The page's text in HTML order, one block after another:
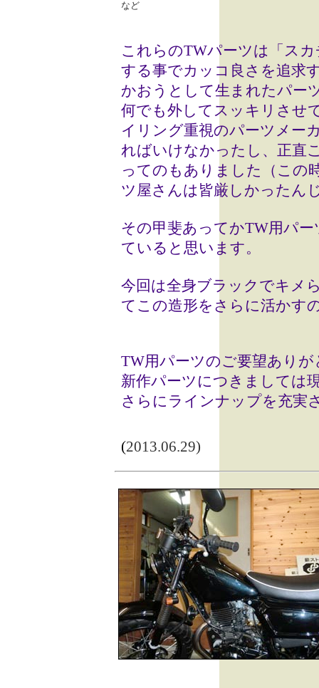
など
これらのTWパーツは「ス
する事でカッコ良さを追求
かおうとして生まれたパー
何でも外してスッキリさせ
イリング重視のパーツメー
ればいけなかったし、正直
ってのもありました（この
ツ屋さんは皆厳しかったん
その甲斐あってかTW用パ
ていると思います。
今回は全身ブラックでキメ
てこの造形をさらに活かす
TW用パーツのご要望あり
新作パーツにつきましては
さらにラインナップを充実
(2013.06.29)